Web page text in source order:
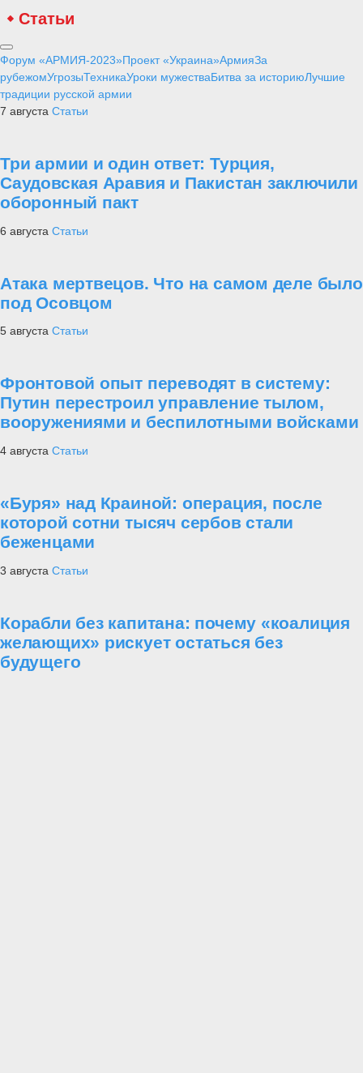
Статьи
Форум «АРМИЯ-2023»Проект «Украина»АрмияЗа
рубежомУгрозыТехникаУроки мужестваБитва за историюЛучшие
традиции русской армии
7 августа Статьи
Три армии и один ответ: Турция,
Саудовская Аравия и Пакистан заключили
оборонный пакт
6 августа Статьи
Атака мертвецов. Что на самом деле было
под Осовцом
5 августа Статьи
Фронтовой опыт переводят в систему:
Путин перестроил управление тылом,
вооружениями и беспилотными войсками
4 августа Статьи
«Буря» над Краиной: операция, после
которой сотни тысяч сербов стали
беженцами
3 августа Статьи
Корабли без капитана: почему «коалиция
желающих» рискует остаться без
будущего